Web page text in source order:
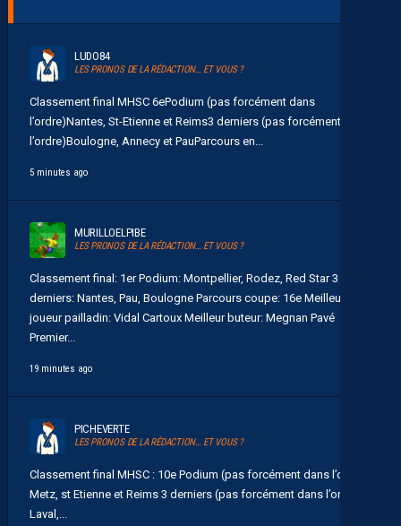
LUDO84
LES PRONOS DE LA RÉDACTION… ET VOUS ?
Classement final MHSC 6ePodium (pas forcément dans
l’ordre)Nantes, St-Etienne et Reims3 derniers (pas forcément dans
l’ordre)Boulogne, Annecy et PauParcours en...
5 minutes ago
MURILLOELPIBE
LES PRONOS DE LA RÉDACTION… ET VOUS ?
Classement final: 1er Podium: Montpellier, Rodez, Red Star 3
derniers: Nantes, Pau, Boulogne Parcours coupe: 16e Meilleur
joueur pailladin: Vidal Cartoux Meilleur buteur: Megnan Pavé
Premier...
19 minutes ago
PICHEVERTE
LES PRONOS DE LA RÉDACTION… ET VOUS ?
Classement final MHSC : 10e Podium (pas forcément dans l’ordre)
Metz, st Etienne et Reims 3 derniers (pas forcément dans l’ordre)
Laval,...